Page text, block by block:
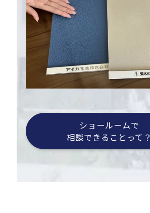
ショールームで
相談できることって？